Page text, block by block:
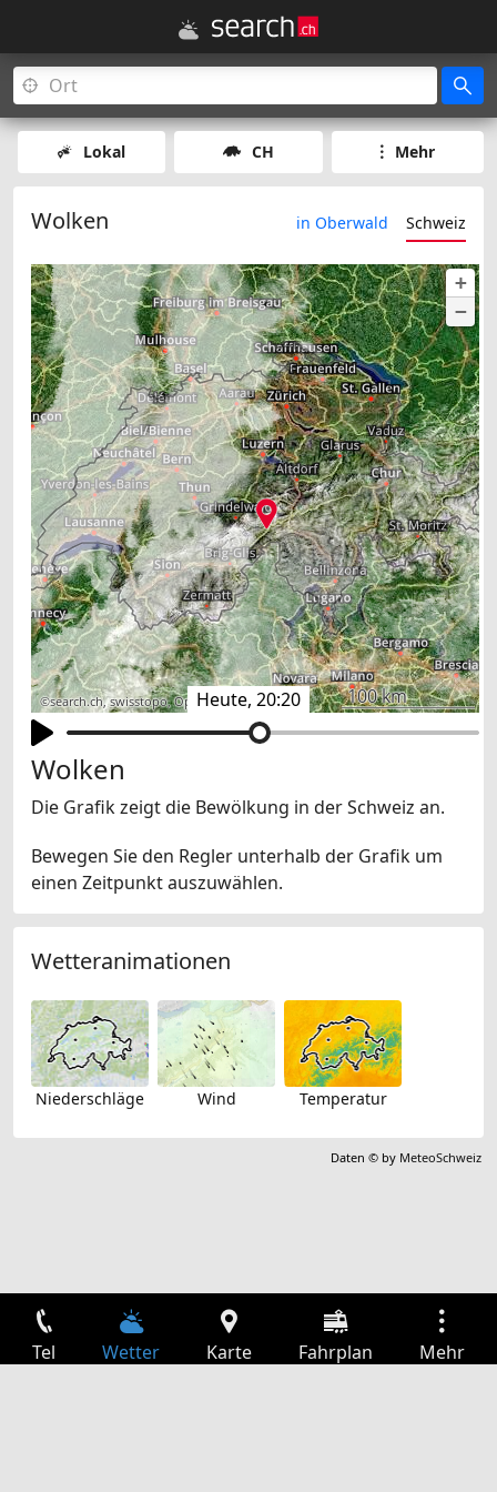
Lokal CH Mehr
Wolken in Oberwald Schweiz
Heute, 20:20
+
−
©search.ch,swisstopo,OpenStreetMap,others 100 km
Wolken
Die Grafik zeigt die Bewölkung in der Schweiz an.
Bewegen Sie den Regler unterhalb der Grafik um
einen Zeitpunkt auszuwählen.
Wetteranimationen
Niederschläge Wind Temperatur
Daten © by MeteoSchweiz
Tel Wetter Karte Fahrplan Mehr